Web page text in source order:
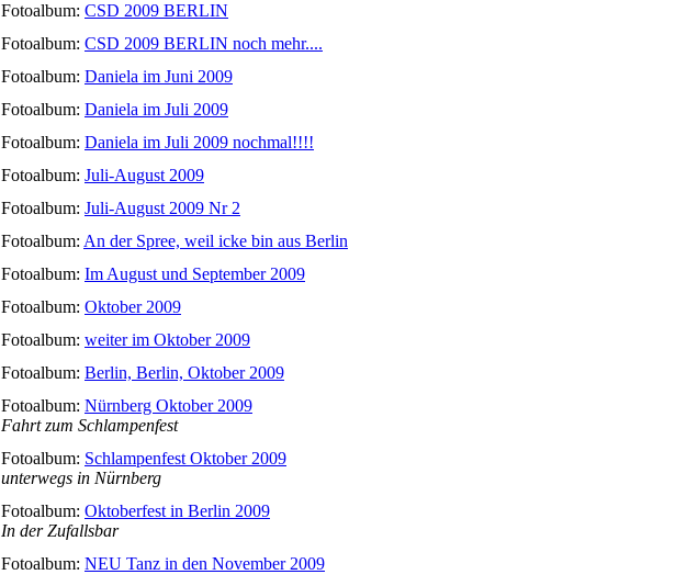
Fotoalbum: CSD 2009 BERLIN
Fotoalbum: CSD 2009 BERLIN noch mehr....
Fotoalbum: Daniela im Juni 2009
Fotoalbum: Daniela im Juli 2009
Fotoalbum: Daniela im Juli 2009 nochmal!!!!
Fotoalbum: Juli-August 2009
Fotoalbum: Juli-August 2009 Nr 2
Fotoalbum: An der Spree, weil icke bin aus Berlin
Fotoalbum: Im August und September 2009
Fotoalbum: Oktober 2009
Fotoalbum: weiter im Oktober 2009
Fotoalbum: Berlin, Berlin, Oktober 2009
Fotoalbum: Nürnberg Oktober 2009
Fahrt zum Schlampenfest
Fotoalbum: Schlampenfest Oktober 2009
unterwegs in Nürnberg
Fotoalbum: Oktoberfest in Berlin 2009
In der Zufallsbar
Fotoalbum: NEU Tanz in den November 2009